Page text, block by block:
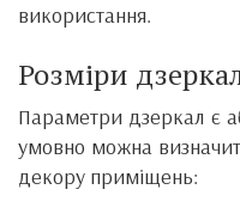
використання.
Розміри
Параметри дзеркал є
умовно можна
декору приміщень: